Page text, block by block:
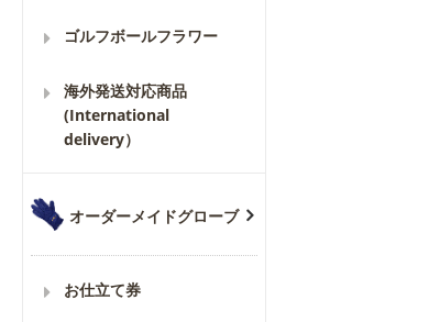
ゴルフボールフラワー
海外発送対応商品
(International
delivery）
オーダーメイドグローブ
お仕立て券